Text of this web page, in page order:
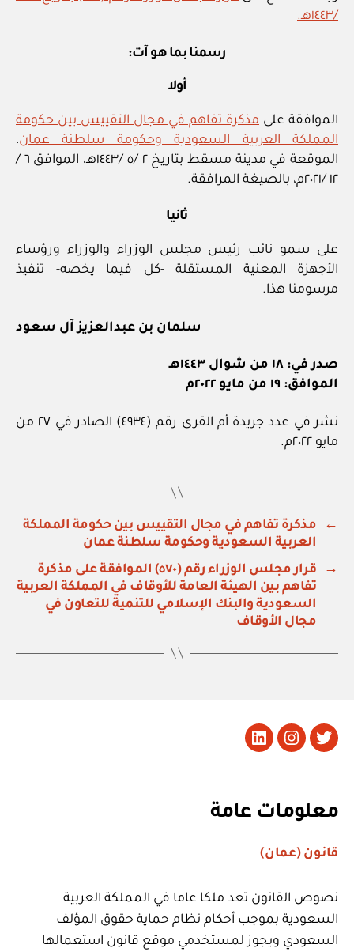
/١٤٤٣هـ.
رسمنا بما هو آت:
أولا
الموافقة على مذكرة تفاهم في مجال التقييس بين حكومة
المملكة العربية السعودية وحكومة سلطنة عمان،
الموقعة في مدينة مسقط بتاريخ ٢ /٥ /١٤٤٣هـ، الموافق ٦ /
١٢ /٢٠٢١م، بالصيغة المرافقة.
ثانيا
على سمو نائب رئيس مجلس الوزراء والوزراء ورؤساء
الأجهزة المعنية المستقلة -كل فيما يخصه- تنفيذ
مرسومنا هذا.
سلمان بن عبدالعزيز آل سعود
صدر في: ١٨ من شوال ١٤٤٣هـ
الموافق: ١٩ من مايو ٢٠٢٢م
نشر في عدد جريدة أم القرى رقم (٤٩٣٤) الصادر في ٢٧ من
مايو ٢٠٢٢م.
←
مذكرة تفاهم في مجال التقييس بين حكومة المملكة
العربية السعودية وحكومة سلطنة عمان
→
قرار مجلس الوزراء رقم (٥٧٠) الموافقة على مذكرة
تفاهم بين الهيئة العامة للأوقاف في المملكة العربية
السعودية والبنك الإسلامي للتنمية للتعاون في
مجال الأوقاف
تويتر Instagram
LinkedIn
معلومات عامة
قانون (عمان)
نصوص القانون تعد ملكا عاما في المملكة العربية
السعودية بموجب أحكام نظام حماية حقوق المؤلف
السعودي ويجوز لمستخدمي موقع قانون استعمالها